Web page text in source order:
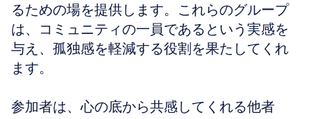
るための場を提供します。これらのグループ
は、コミュニティの一員であるという実感を
与え、孤独感を軽減する役割を果たしてくれ
ます。
参加者は、心の底から共感してくれる他者